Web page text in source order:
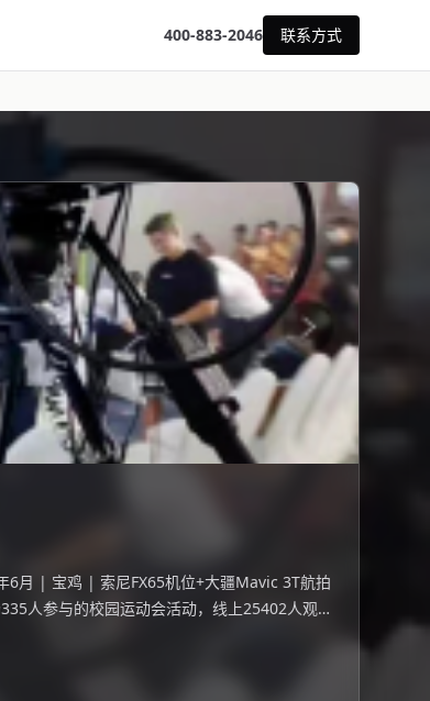
400-883-2046 联系方式
6月 | 宝鸡 | 索尼FX65机位+大疆Mavic 3T航拍
人参与的校园运动会活动，线上25402人观